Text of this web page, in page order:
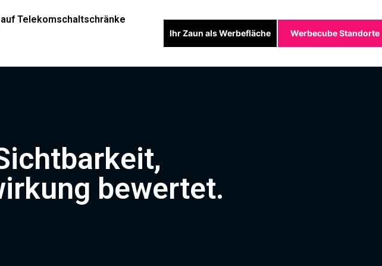
Telekomschaltschränke
Ihr Zaun als Werbefläche Werbecube Standorte
bewertet.